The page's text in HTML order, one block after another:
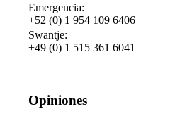
Emergencia:
+52 (0) 1 954 109 6406
Swantje:
+49 (0) 1 515 361 6041
Opiniones